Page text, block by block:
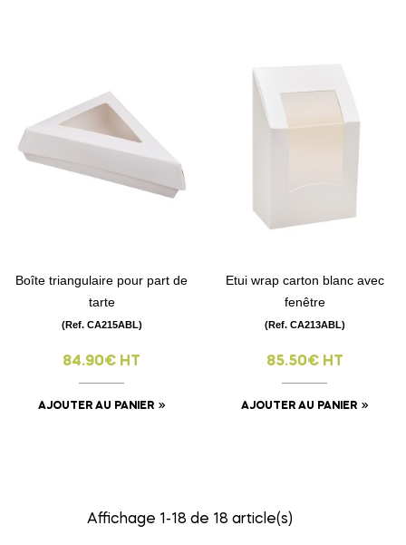
Boîte triangulaire pour part de
tarte
(Ref. CA215ABL)
84.90€ HT
AJOUTER AU PANIER
Etui wrap carton blanc avec
fenêtre
(Ref. CA213ABL)
85.50€ HT
AJOUTER AU PANIER
Affichage 1-18 de 18 article(s)